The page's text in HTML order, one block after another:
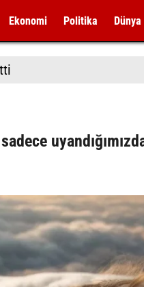
Ekonomi Politika Dünya